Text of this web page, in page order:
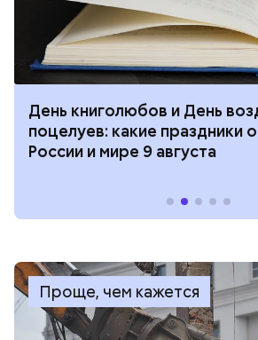
День книголюбов и День
поцелуев: какие праздники
России и мире 9 августа
Проще, чем кажется